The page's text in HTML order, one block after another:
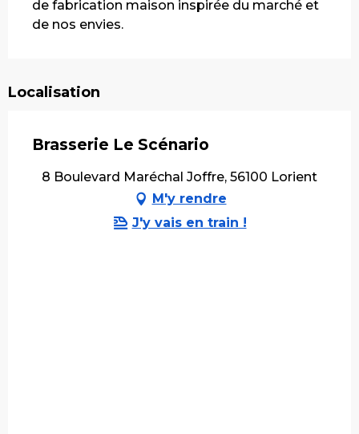
de fabrication maison inspirée du marché et
de nos envies.
Localisation
Brasserie Le Scénario
8 Boulevard Maréchal Joffre, 56100 Lorient
M'y rendre
J'y vais en train !